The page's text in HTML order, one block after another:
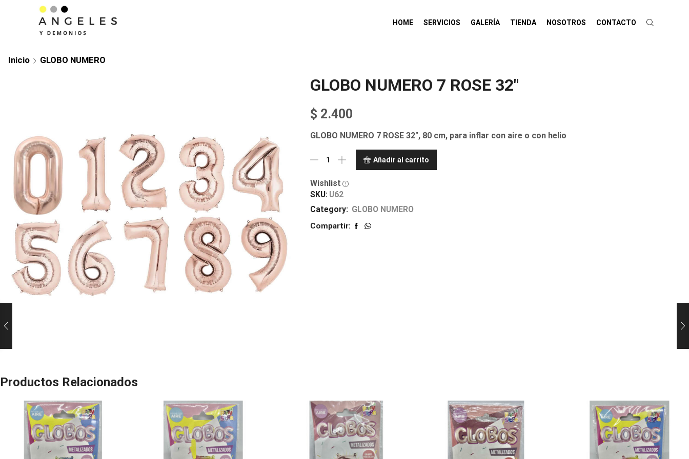
HOME SERVICIOS GALERÍA TIENDA NOSOTROS CONTACTO
Inicio GLOBO NUMERO
GLOBO NUMERO 7 ROSE 32″
$ 2.400
GLOBO NUMERO 7 ROSE 32″, 80 cm, para inflar con aire o con helio
Añadir al carrito
Wishlist
SKU: U62
Category: GLOBO NUMERO
Compartir:
Productos Relacionados